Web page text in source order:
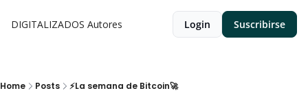
DIGITALIZADOS Autores Login Suscribirse
Home Posts ⚡La semana de Bitcoin🚀